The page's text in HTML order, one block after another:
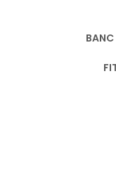
BANC